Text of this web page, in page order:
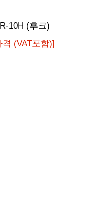
10H (후크)
격 (VAT포함)]